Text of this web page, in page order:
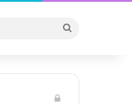
...